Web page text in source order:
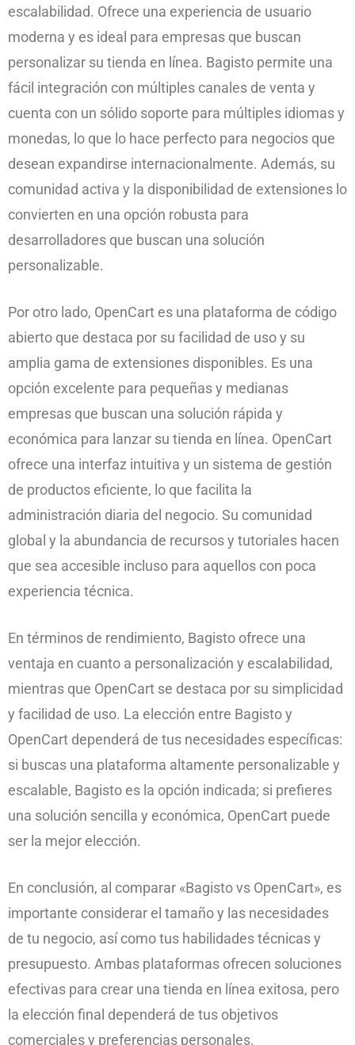
escalabilidad. Ofrece una experiencia de usuario
moderna y es ideal para empresas que buscan
personalizar su tienda en línea. Bagisto permite una
fácil integración con múltiples canales de venta y
cuenta con un sólido soporte para múltiples idiomas y
monedas, lo que lo hace perfecto para negocios que
desean expandirse internacionalmente. Además, su
comunidad activa y la disponibilidad de extensiones lo
convierten en una opción robusta para
desarrolladores que buscan una solución
personalizable.
Por otro lado, OpenCart es una plataforma de código
abierto que destaca por su facilidad de uso y su
amplia gama de extensiones disponibles. Es una
opción excelente para pequeñas y medianas
empresas que buscan una solución rápida y
económica para lanzar su tienda en línea. OpenCart
ofrece una interfaz intuitiva y un sistema de gestión
de productos eficiente, lo que facilita la
administración diaria del negocio. Su comunidad
global y la abundancia de recursos y tutoriales hacen
que sea accesible incluso para aquellos con poca
experiencia técnica.
En términos de rendimiento, Bagisto ofrece una
ventaja en cuanto a personalización y escalabilidad,
mientras que OpenCart se destaca por su simplicidad
y facilidad de uso. La elección entre Bagisto y
OpenCart dependerá de tus necesidades específicas:
si buscas una plataforma altamente personalizable y
escalable, Bagisto es la opción indicada; si prefieres
una solución sencilla y económica, OpenCart puede
ser la mejor elección.
En conclusión, al comparar «Bagisto vs OpenCart», es
importante considerar el tamaño y las necesidades
de tu negocio, así como tus habilidades técnicas y
presupuesto. Ambas plataformas ofrecen soluciones
efectivas para crear una tienda en línea exitosa, pero
la elección final dependerá de tus objetivos
comerciales y preferencias personales.